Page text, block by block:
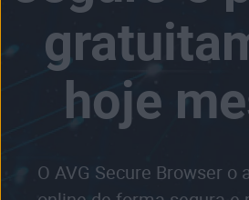
hoje
O AVG Secure Browser o